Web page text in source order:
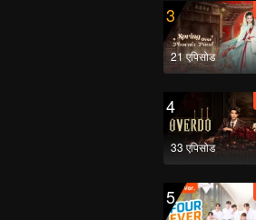
3
21 एपिसोड
4
33 एपिसोड
5